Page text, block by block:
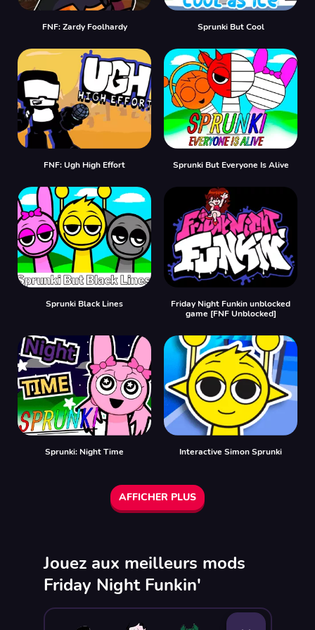
FNF: Zardy Foolhardy Sprunki But Cool
FNF: Ugh High Effort Sprunki But Everyone Is Alive
Sprunki Black Lines
Friday Night Funkin unblocked
game [FNF Unblocked]
Sprunki: Night Time Interactive Simon Sprunki
AFFICHER PLUS
Jouez aux meilleurs mods
Friday Night Funkin'